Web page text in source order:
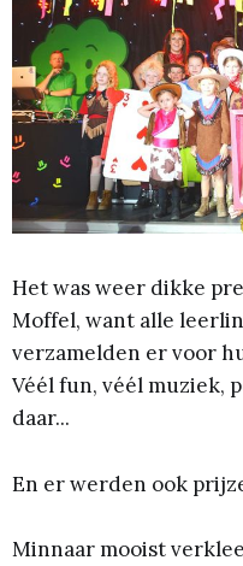
Het was weer dikke
Moffel, want alle
verzamelden er voor
Véél fun, véél muziek,
daar...
En er werden ook
Minnaar mooist